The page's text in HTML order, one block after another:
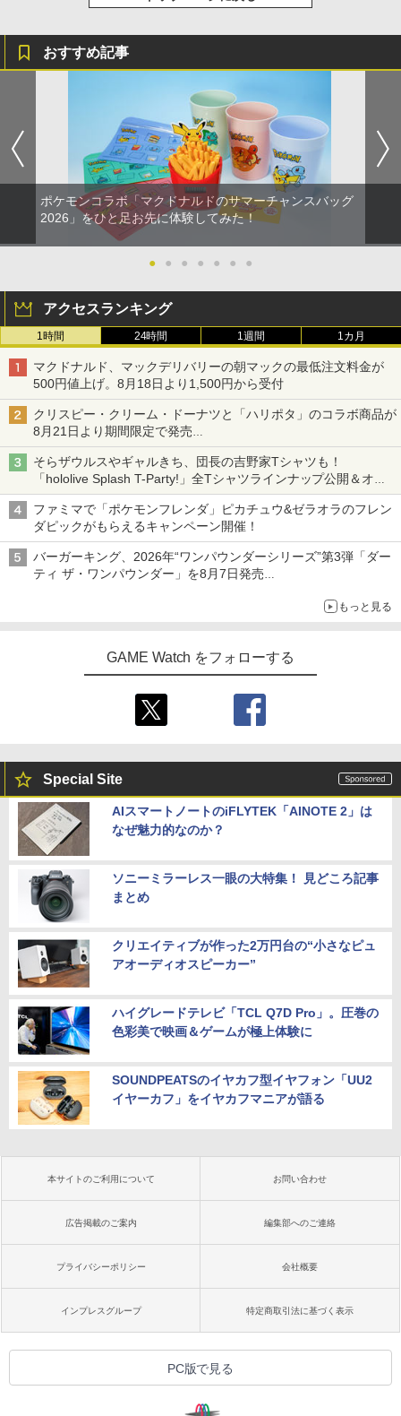
おすすめ記事
ポケモンコラボ「マクドナルドのサマーチャンスバッグ
2026」をひと足お先に体験してみた！
● ● ● ● ● ● ●
アクセスランキング
1時間 24時間 1週間 1カ月
マクドナルド、マックデリバリーの朝マックの最低注文料金が
500円値上げ。8月18日より1,500円から受付
クリスピー・クリーム・ドーナツと「ハリポタ」のコラボ商品が
8月21日より期間限定で発売
組分け帽子ドーナツなど見た目も楽しい商品が登場
そらザウルスやギャルきち、団長の吉野家Tシャツも！
「hololive Splash T-Party!」全Tシャツラインナップ公開＆オン
ライン販売開始
ファミマで「ポケモンフレンダ」ピカチュウ&ゼラオラのフレン
ダピックがもらえるキャンペーン開催！
バーガーキング、2026年“ワンパウンダーシリーズ”第3弾「ダー
ティ ザ・ワンパウンダー」を8月7日発売
もっと見る
GAME Watch をフォローする
Special Site
AIスマートノートのiFLYTEK「AINOTE 2」は
なぜ魅力的なのか？
ソニーミラーレス一眼の大特集！ 見どころ記事
まとめ
クリエイティブが作った2万円台の“小さなピュ
アオーディオスピーカー”
ハイグレードテレビ「TCL Q7D Pro」。圧巻の
色彩美で映画＆ゲームが極上体験に
SOUNDPEATSのイヤカフ型イヤフォン「UU2
イヤーカフ」をイヤカフマニアが語る
本サイトのご利用について お問い合わせ
広告掲載のご案内 編集部へのご連絡
プライバシーポリシー 会社概要
インプレスグループ 特定商取引法に基づく表示
PC版で見る